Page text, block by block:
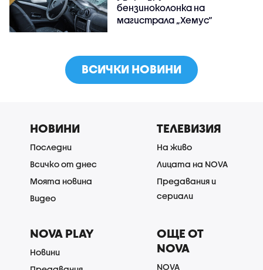
бензиноколонка на
магистрала „Хемус“
ВСИЧКИ НОВИНИ
НОВИНИ
Последни
Всичко от днес
Моята новина
Видео
ТЕЛЕВИЗИЯ
На живо
Лицата на NOVA
Предавания и
сериали
NOVA PLAY
Новини
ОЩЕ ОТ
NOVA
NOVA